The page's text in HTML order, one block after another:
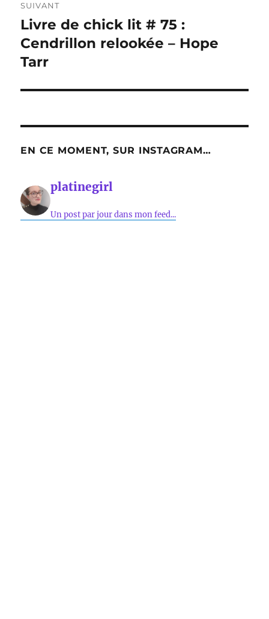
SUIVANT
Publication
suivante :
Livre de chick lit # 75 :
Cendrillon relookée – Hope
Tarr
EN CE MOMENT, SUR INSTAGRAM…
platinegirl
Un post par jour dans mon feed...